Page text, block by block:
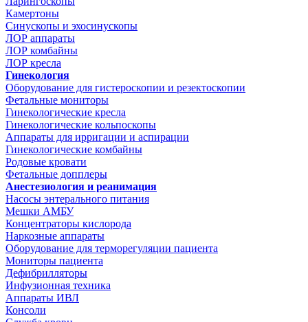
Камертоны
Синускопы и эхосинускопы
ЛОР аппараты
ЛОР комбайны
ЛОР кресла
Гинекология
Оборудование для гистероскопии и резектоскопии
Фетальные мониторы
Гинекологические кресла
Гинекологические кольпоскопы
Аппараты для ирригации и аспирации
Гинекологические комбайны
Родовые кровати
Фетальные допплеры
Анестезиология и реанимация
Насосы энтерального питания
Мешки АМБУ
Концентраторы кислорода
Наркозные аппараты
Оборудование для терморегуляции пациента
Мониторы пациента
Дефибрилляторы
Инфузионная техника
Аппараты ИВЛ
Консоли